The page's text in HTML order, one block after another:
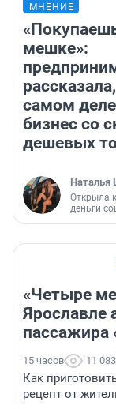
МНЕНИЕ
мешке»:
самом
бизнес со
дешевых
Наталья
Открыла
деньги
«Четыре
Ярославле
пассажира
15 часов 11 083
Как
рецепт от